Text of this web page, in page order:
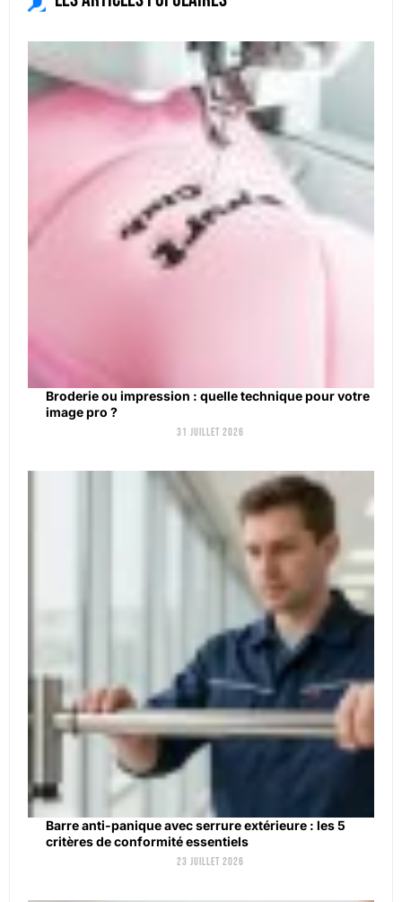
Broderie ou impression : quelle technique pour votre
image pro ?
31 juillet 2026
Barre anti-panique avec serrure extérieure : les 5
critères de conformité essentiels
23 juillet 2026